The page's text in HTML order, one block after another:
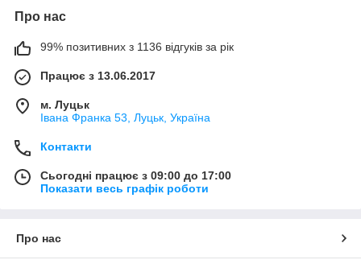
Про нас
99% позитивних з 1136 відгуків за рік
Працює з 13.06.2017
м. Луцьк
Івана Франка 53, Луцьк, Україна
Контакти
Сьогодні працює з 09:00 до 17:00
Показати весь графік роботи
Про нас